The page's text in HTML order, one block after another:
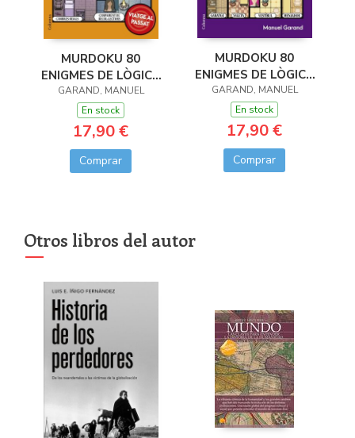
MURDOKU 80
ENIGMES DE LÒGICA
I ASSASSINATS
GARAND, MANUEL
En stock
17,90 €
Comprar
MURDOKU 80
ENIGMES DE LÒGICA
I ASSASINATS
GARAND, MANUEL
En stock
17,90 €
Comprar
Otros libros del autor